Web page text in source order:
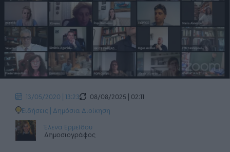
13/05/2020 | 13:23
08/08/2025 | 02:11
Ειδήσεις | Δημόσια Διοίκηση
Έλενα Ερμείδου
Δημοσιογράφος